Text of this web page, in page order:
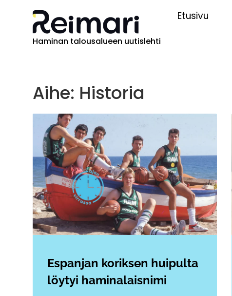
Haminan talousalueen uutislehti
Etusivu
Aihe: Historia
Espanjan koriksen huipulta
löytyi haminalaisnimi